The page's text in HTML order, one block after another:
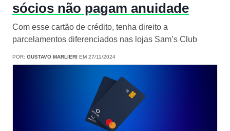
sócios não pagam anuidade
Com esse cartão de crédito, tenha direito a
parcelamentos diferenciados nas lojas Sam’s Club
POR: GUSTAVO MARLIERI EM 27/11/2024